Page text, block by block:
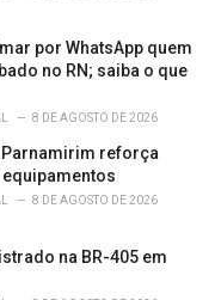
por WhatsApp quem
no RN; saiba o que
8 DE AGOSTO DE 2026
reforça
8 DE AGOSTO DE 2026
na BR-405 em